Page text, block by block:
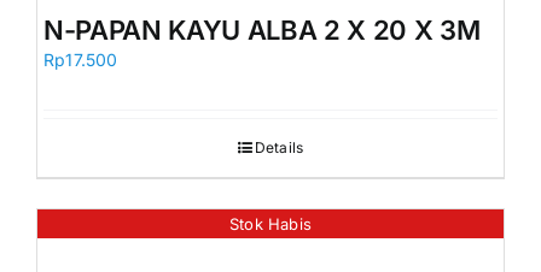
N-PAPAN KAYU ALBA 2 X 20 X 3M
Rp17.500
Details
Stok Habis